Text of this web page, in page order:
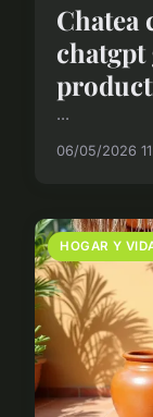
Chatea
...
06/05/2026
HOGAR Y